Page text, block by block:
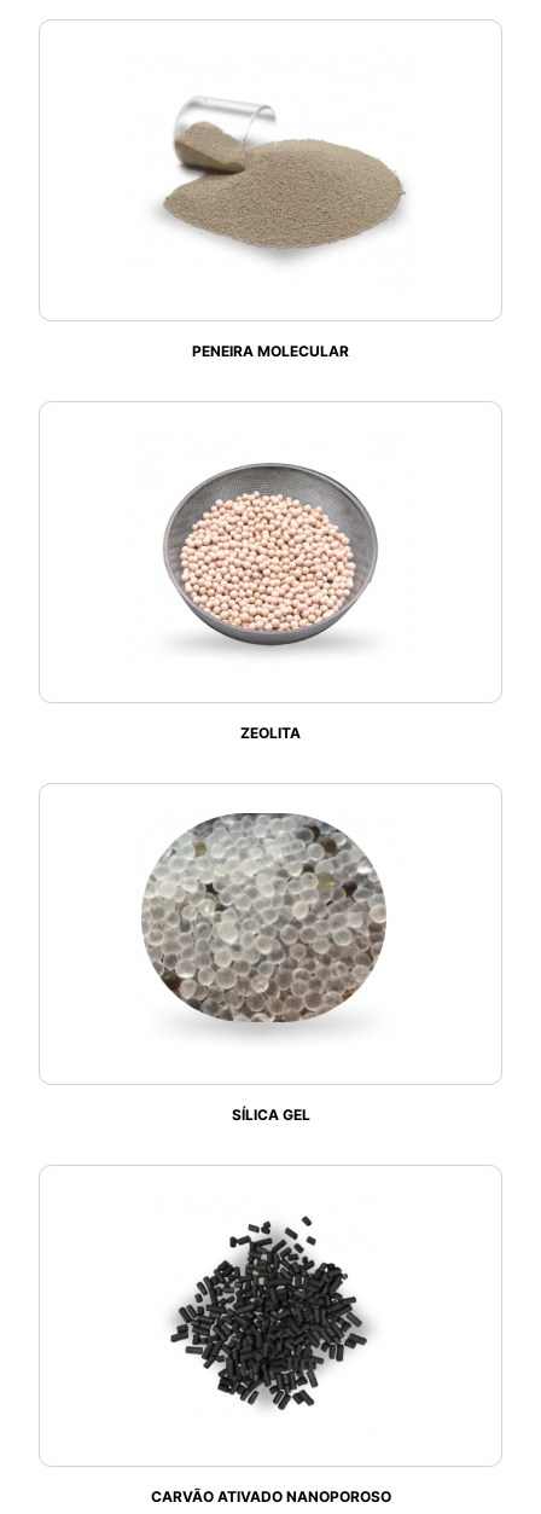
PENEIRA MOLECULAR
ZEOLITA
SÍLICA GEL
CARVÃO ATIVADO NANOPOROSO